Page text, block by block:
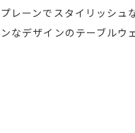
プレーンでスタイリッシュ
ンなデザインのテーブルウ